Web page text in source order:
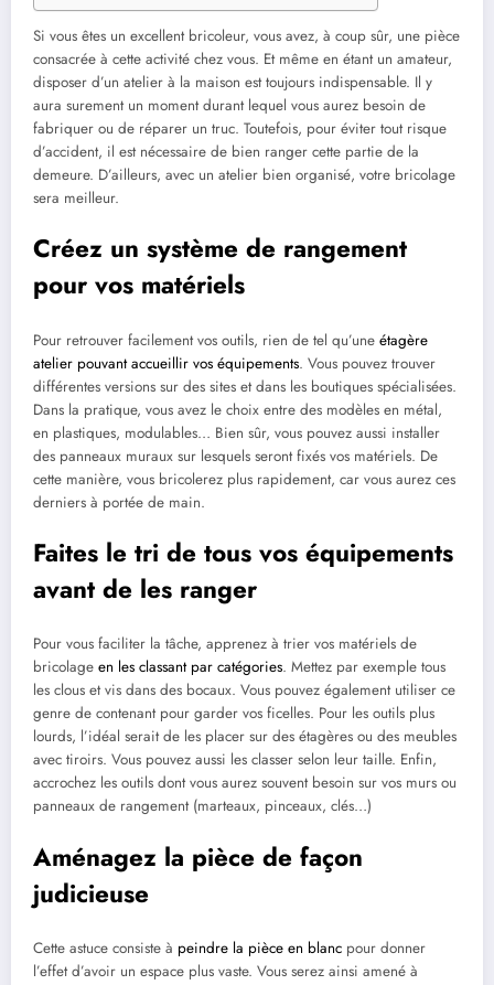
Si vous êtes un excellent bricoleur, vous avez, à coup sûr, une pièce
consacrée à cette activité chez vous. Et même en étant un amateur,
disposer d’un atelier à la maison est toujours indispensable. Il y
aura surement un moment durant lequel vous aurez besoin de
fabriquer ou de réparer un truc. Toutefois, pour éviter tout risque
d’accident, il est nécessaire de bien ranger cette partie de la
demeure. D’ailleurs, avec un atelier bien organisé, votre bricolage
sera meilleur.
Créez un système de rangement
pour vos matériels
Pour retrouver facilement vos outils, rien de tel qu’une étagère
atelier pouvant accueillir vos équipements. Vous pouvez trouver
différentes versions sur des sites et dans les boutiques spécialisées.
Dans la pratique, vous avez le choix entre des modèles en métal,
en plastiques, modulables… Bien sûr, vous pouvez aussi installer
des panneaux muraux sur lesquels seront fixés vos matériels. De
cette manière, vous bricolerez plus rapidement, car vous aurez ces
derniers à portée de main.
Faites le tri de tous vos équipements
avant de les ranger
Pour vous faciliter la tâche, apprenez à trier vos matériels de
bricolage en les classant par catégories. Mettez par exemple tous
les clous et vis dans des bocaux. Vous pouvez également utiliser ce
genre de contenant pour garder vos ficelles. Pour les outils plus
lourds, l’idéal serait de les placer sur des étagères ou des meubles
avec tiroirs. Vous pouvez aussi les classer selon leur taille. Enfin,
accrochez les outils dont vous aurez souvent besoin sur vos murs ou
panneaux de rangement (marteaux, pinceaux, clés…)
Aménagez la pièce de façon
judicieuse
Cette astuce consiste à peindre la pièce en blanc pour donner
l’effet d’avoir un espace plus vaste. Vous serez ainsi amené à